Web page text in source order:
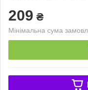
209 ₴
Мінімальна сума